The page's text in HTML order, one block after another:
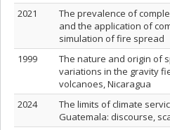
2021
The prevalence of
and the application of
simulation of fire spread
1999
The nature and origin of
variations in the gravity
volcanoes, Nicaragua
2024
The limits of climate
Guatemala: discourse,